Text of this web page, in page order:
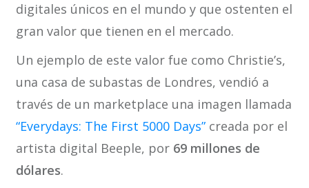
digitales únicos en el mundo y que ostenten el
gran valor que tienen en el mercado.
Un ejemplo de este valor fue como Christie’s,
una casa de subastas de Londres, vendió a
través de un marketplace una imagen llamada
“Everydays: The First 5000 Days”creada por el
artista digital Beeple, por 69 millones de
dólares.